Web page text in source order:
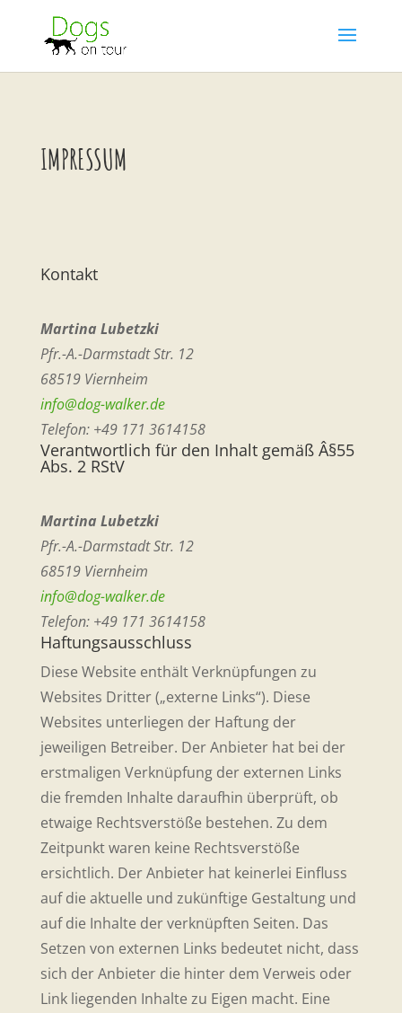
IMPRESSUM
Kontakt
Martina Lubetzki
Pfr.-A.-Darmstadt Str. 12
68519 Viernheim
info@dog-walker.de
Telefon: +49 171 3614158
Verantwortlich für den Inhalt gemäß Â§55
Abs. 2 RStV
Martina Lubetzki
Pfr.-A.-Darmstadt Str. 12
68519 Viernheim
info@dog-walker.de
Telefon: +49 171 3614158
Haftungsausschluss
Diese Website enthält Verknüpfungen zu
Websites Dritter („externe Links“). Diese
Websites unterliegen der Haftung der
jeweiligen Betreiber. Der Anbieter hat bei der
erstmaligen Verknüpfung der externen Links
die fremden Inhalte daraufhin überprüft, ob
etwaige Rechtsverstöße bestehen. Zu dem
Zeitpunkt waren keine Rechtsverstöße
ersichtlich. Der Anbieter hat keinerlei Einfluss
auf die aktuelle und zukünftige Gestaltung und
auf die Inhalte der verknüpften Seiten. Das
Setzen von externen Links bedeutet nicht, dass
sich der Anbieter die hinter dem Verweis oder
Link liegenden Inhalte zu Eigen macht. Eine